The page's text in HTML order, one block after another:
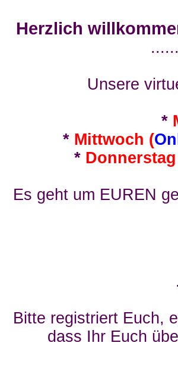
Herzlich
Unsere
*
* Mittwoch (
*
Es geht um EUREN
Bitte registriert Euch,
dass Ihr Euch